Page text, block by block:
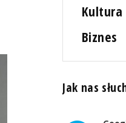
Kultura
Biznes
Jak nas